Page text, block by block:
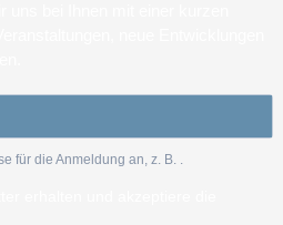
für die Anmeldung an, z. B. .